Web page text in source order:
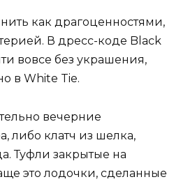
как драгоценностями,
В дресс-коде Black
вовсе без украшения,
в White Tie.
вечерние
либо клатч из шелка,
Туфли закрытые на
это лодочки, сделанные